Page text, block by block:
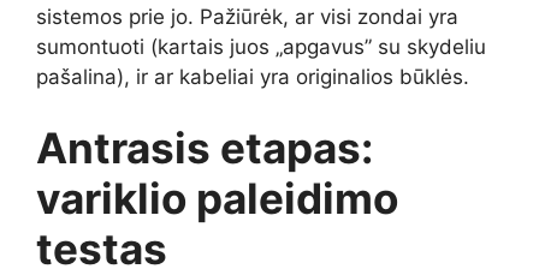
sistemos prie jo. Pažiūrėk, ar visi zondai yra
sumontuoti (kartais juos „apgavus” su skydeliu
pašalina), ir ar kabeliai yra originalios būklės.
Antrasis etapas:
variklio paleidimo
testas